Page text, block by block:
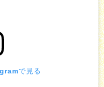
で見る